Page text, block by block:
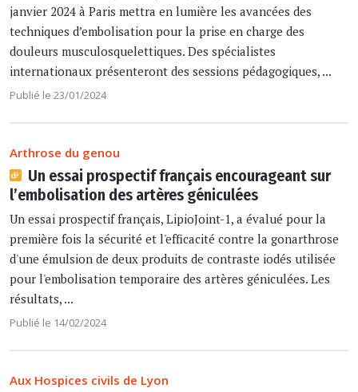
janvier 2024 à Paris mettra en lumière les avancées des
techniques d’embolisation pour la prise en charge des
douleurs musculosquelettiques. Des spécialistes
internationaux présenteront des sessions pédagogiques, ...
Publié le 23/01/2024
Arthrose du genou
Un essai prospectif français encourageant sur
l’embolisation des artères géniculées
Un essai prospectif français, LipioJoint-1, a évalué pour la
première fois la sécurité et l'efficacité contre la gonarthrose
d'une émulsion de deux produits de contraste iodés utilisée
pour l'embolisation temporaire des artères géniculées. Les
résultats, ...
Publié le 14/02/2024
Aux Hospices civils de Lyon